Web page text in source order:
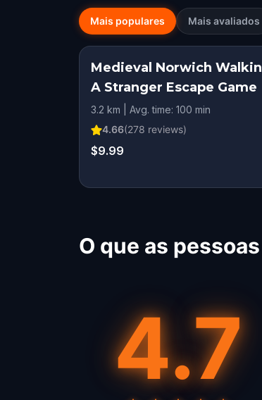
Mais populares Mais avaliados
Medieval Norwich
A Stranger Escape Game
3.2 km | Avg. time: 100 min
4.66(278 reviews)
$9.99
O que as
4.7